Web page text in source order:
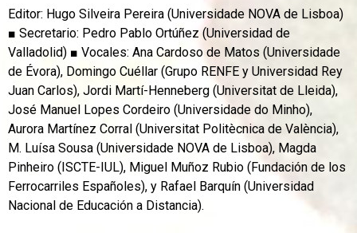
Editor: Hugo Silveira Pereira (Universidade NOVA de Lisboa)
■ Secretario: Pedro Pablo Ortúñez (Universidad de
Valladolid) ■ Vocales: Ana Cardoso de Matos (Universidade
de Évora), Domingo Cuéllar (Grupo RENFE y Universidad Rey
Juan Carlos), Jordi Martí-Henneberg (Universitat de Lleida),
José Manuel Lopes Cordeiro (Universidade do Minho),
Aurora Martínez Corral (Universitat Politècnica de València),
M. Luísa Sousa (Universidade NOVA de Lisboa), Magda
Pinheiro (ISCTE-IUL), Miguel Muñoz Rubio (Fundación de los
Ferrocarriles Españoles), y Rafael Barquín (Universidad
Nacional de Educación a Distancia).